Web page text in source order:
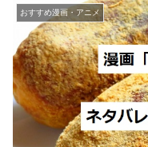
おすすめ漫画・アニメ